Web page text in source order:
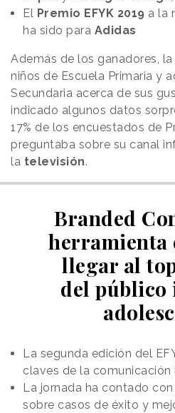
El Premio EFYK 2019 a la
ha sido para Adidas
Además de los ganadores,
niños de Escuela Primaria y
Secundaria acerca de sus
indicado algunos datos
17% de los encuestados de
preguntaba sobre su canal
la televisión.
Branded
herramienta
llegar al
del
La segunda edición del
claves de la
La jornada ha contado
sobre casos de éxito y